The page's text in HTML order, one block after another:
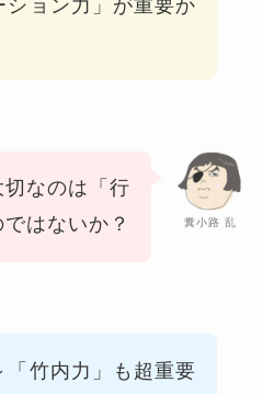
ション力」が重要か
糞小路 乱
なのは「行
はないか？
「竹内力」も超重要